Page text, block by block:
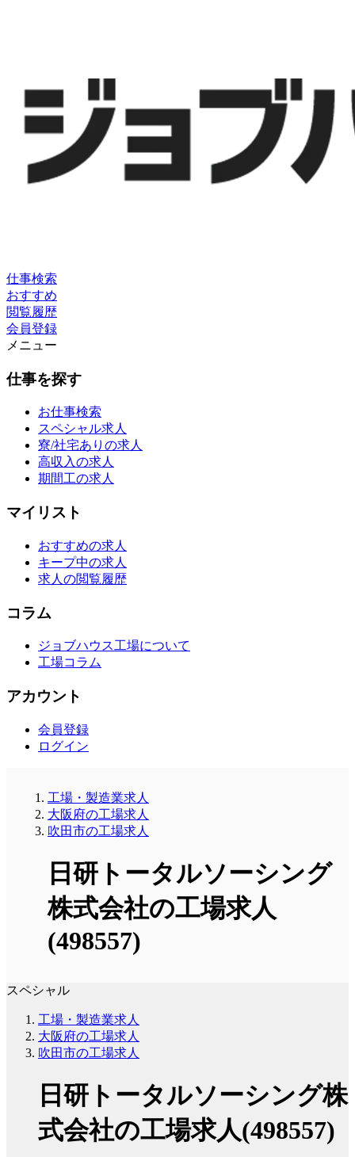
仕事検索
おすすめ
閲覧履歴
会員登録
メニュー
仕事を探す
お仕事検索
スペシャル求人
寮/社宅ありの求人
高収入の求人
期間工の求人
マイリスト
おすすめの求人
キープ中の求人
求人の閲覧履歴
コラム
ジョブハウス工場について
工場コラム
アカウント
会員登録
ログイン
工場・製造業求人
大阪府の工場求人
吹田市の工場求人
日研トータルソーシング
株式会社の工場求人
(498557)
スペシャル
工場・製造業求人
大阪府の工場求人
吹田市の工場求人
日研トータルソーシング株
式会社の工場求人(498557)